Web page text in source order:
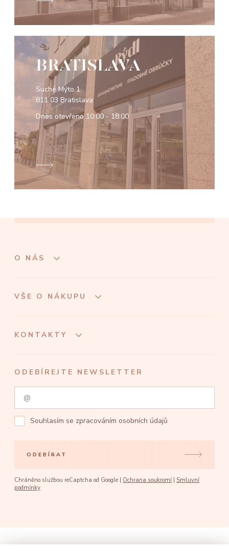
BRATISLAVA
Suché Mýto 1
811 03 Bratislava
Dnes otevřeno 10:00 - 18:00
O NÁS
VŠE O NÁKUPU
KONTAKTY
ODEBÍREJTE NEWSLETTER
Souhlasím se zpracováním osobních údajů
ODEBÍRAT
Chráněno službou reCaptcha od Google | Ochrana soukromí
Smluvní
podmínky